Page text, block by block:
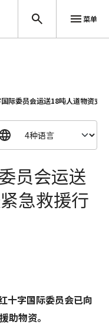
菜单
际委员会运送18吨人道物资支
员会运送
急救援行
字国际委员会已向
助物资。